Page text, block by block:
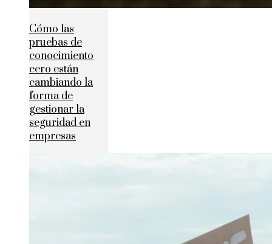
Cómo las
pruebas de
conocimiento
cero están
cambiando la
forma de
gestionar la
seguridad en
empresas